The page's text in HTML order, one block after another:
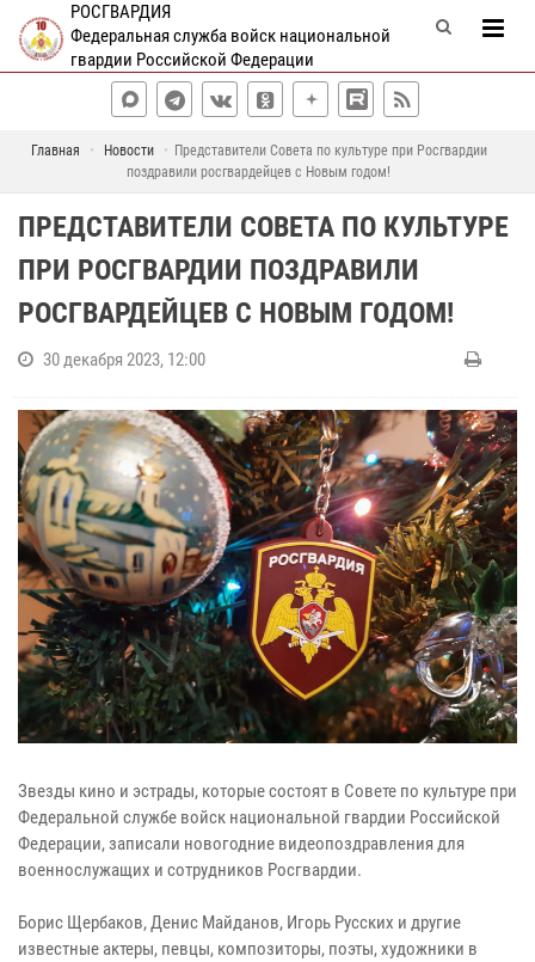
РОСГВАРДИЯ
Федеральная служба войск национальной
гвардии Российской Федерации
Главная Новости
Представители Совета по культуре при Росгвардии
поздравили росгвардейцев с Новым годом!
ПРЕДСТАВИТЕЛИ СОВЕТА ПО КУЛЬТУРЕ
ПРИ РОСГВАРДИИ ПОЗДРАВИЛИ
РОСГВАРДЕЙЦЕВ С НОВЫМ ГОДОМ!
30 декабря 2023, 12:00
Звезды кино и эстрады, которые состоят в Совете по культуре при
Федеральной службе войск национальной гвардии Российской
Федерации, записали новогодние видеопоздравления для
военнослужащих и сотрудников Росгвардии.
Борис Щербаков, Денис Майданов, Игорь Русских и другие
известные актеры, певцы, композиторы, поэты, художники в